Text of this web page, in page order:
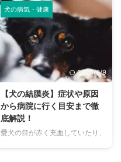
とがありますよね。 チンチラは
犬や猫のように鳴き声で感情を表
現するため、その鳴き声の意味を
理解することは、愛チンチラとの
関係を深める上で非常に大切で
す。 この記事では、チンチラの
代表的な鳴き声の種類とその意味
鳴き声からわかるストレスや病気
のサイン、チンチラが鳴く理由を
理解して良好な関係を築くための
ヒントもご紹介します。 この記
犬の病気・健康
2025/9/9
【犬の結膜炎】症状や原因
から病院に行く目安まで徹
底解説！
愛犬の目が赤く充血していたり、